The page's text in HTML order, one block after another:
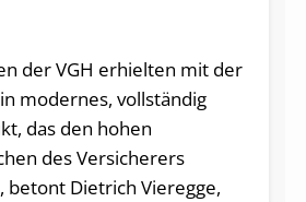
der VGH erhielten mit der
modernes, vollständig
das den hohen
des Versicherers
betont Dietrich Vieregge,